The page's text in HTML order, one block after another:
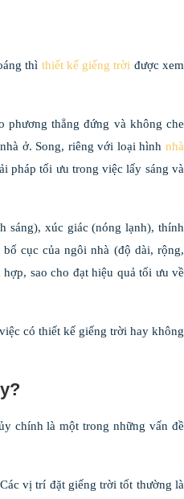
thì thiết kế giếng trời được xem
phương thẳng đứng và không che
ở. Song, riêng với loại hình nhà
pháp tối ưu trong việc lấy sáng và
sáng), xúc giác (nóng lạnh), thính
cục của ngôi nhà (độ dài, rộng,
sao cho đạt hiệu quả tối ưu về
có thiết kế giếng trời hay không
chính là một trong những vấn đề
vị trí đặt giếng trời tốt thường là